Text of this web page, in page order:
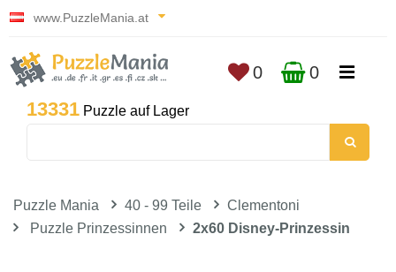
www.PuzzleMania.at
13331 Puzzle auf Lager
0 0
Puzzle Mania 40 - 99 Teile
Clementoni
Puzzle Prinzessinnen
2x60 Disney-Prinzessin